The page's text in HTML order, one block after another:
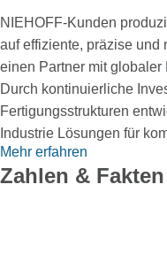
NIEHOFF-Kunden
auf effiziente, ­präzise und
einen Partner mit
Durch kontinuierliche
Fertigungsstrukturen
Industrie Lösungen für
Mehr erfahren
Zahlen & Fakten